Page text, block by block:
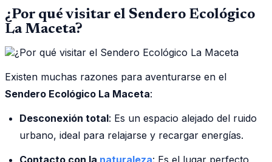
¿Por qué visitar el Sendero Ecológico
La Maceta?
Existen muchas razones para aventurarse en el
Sendero Ecológico La Maceta:
Desconexión total: Es un espacio alejado del ruido
urbano, ideal para relajarse y recargar energías.
Contacto con la naturaleza: Es el lugar perfecto